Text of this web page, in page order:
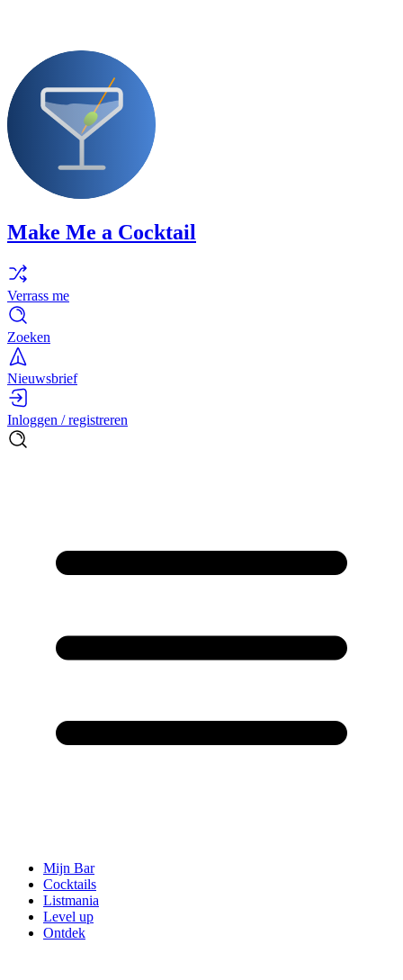
Make Me a Cocktail
Verrass me
Zoeken
Nieuwsbrief
Inloggen / registreren
Mijn Bar
Cocktails
Listmania
Level up
Ontdek